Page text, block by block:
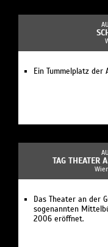
Ein Tummelplatz der
TAG THEATER
Das Theater an der
sogenannten
2006 eröffnet.